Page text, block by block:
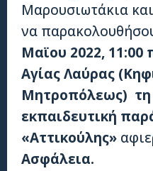
Μαρουσιωτάκια και
να
Μαϊου 2022, 11:00
Αγίας Λαύρας
Μητροπόλεως)
εκπαιδευτική
«Αττικούλης»
Ασφάλεια.